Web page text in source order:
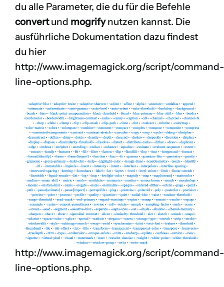
du alle Parameter, die du für die Befehle
convertund mogrifynutzen kannst. Die
ausführliche Dokumentation dazu findest
du hier
http://www.imagemagick.org/script/command-
line-options.php.
http://www.imagemagick.org/script/command-
line-options.php.